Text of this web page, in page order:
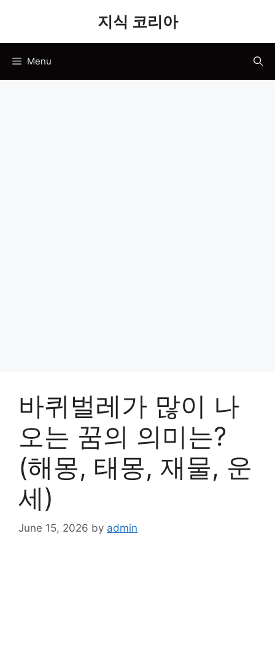
지식 코리아
Menu
바퀴벌레가 많이 나
오는 꿈의 의미는?
(해몽, 태몽, 재물, 운
세)
June 15, 2026 by admin